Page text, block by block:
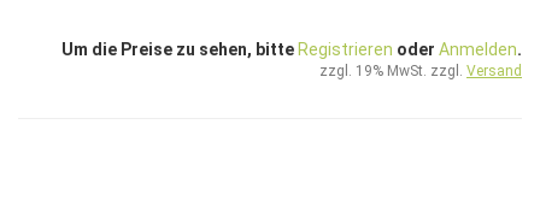
Um die Preise zu sehen, bitte Registrieren oder Anmelden.
zzgl. 19% MwSt. zzgl. Versand